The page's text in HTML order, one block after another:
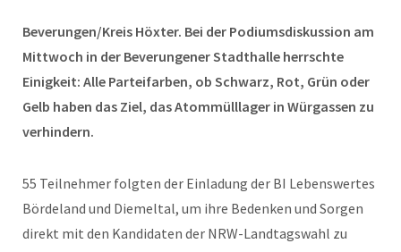
Beverungen/Kreis Höxter. Bei der Podiumsdiskussion am
Mittwoch in der Beverungener Stadthalle herrschte
Einigkeit: Alle Parteifarben, ob Schwarz, Rot, Grün oder
Gelb haben das Ziel, das Atommülllager in Würgassen zu
verhindern.
55 Teilnehmer folgten der Einladung der BI Lebenswertes
Bördeland und Diemeltal, um ihre Bedenken und Sorgen
direkt mit den Kandidaten der NRW-Landtagswahl zu